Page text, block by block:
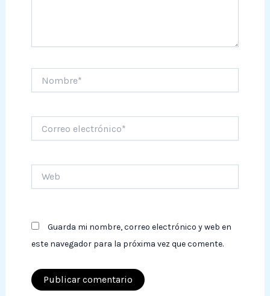
electrónico*
Guarda mi nombre, correo electrónico y web en
este navegador para la próxima vez que comente.